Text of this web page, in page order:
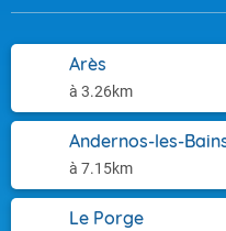
Arès
à 3.26km
Andernos-les-
à 7.15km
Le Porge